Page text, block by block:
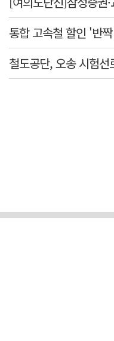
통합 고속철 할인 '반